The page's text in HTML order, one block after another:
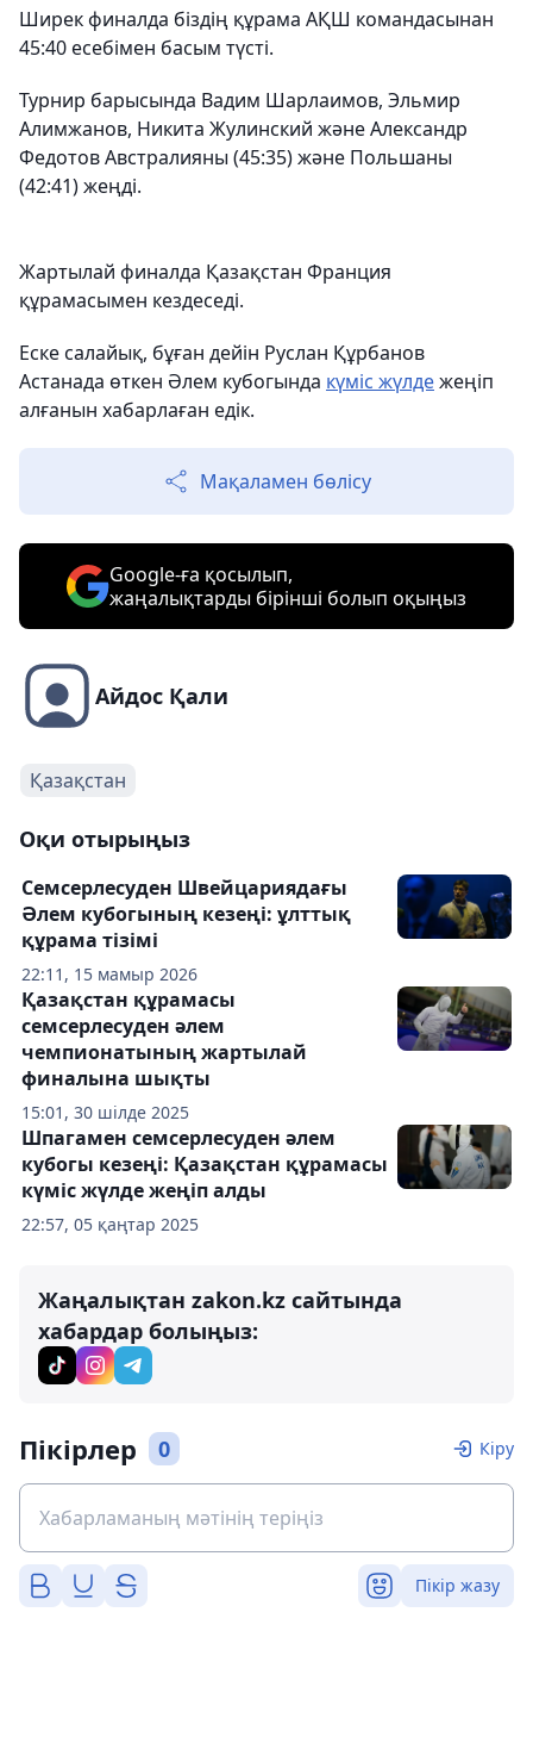
Ширек финалда біздің құрама АҚШ командасынан
45:40 есебімен басым түсті.
Турнир барысында Вадим Шарлаимов, Эльмир
Алимжанов, Никита Жулинский және Александр
Федотов Австралияны (45:35) және Польшаны
(42:41) жеңді.
Жартылай финалда Қазақстан Франция
құрамасымен кездеседі.
Еске салайық, бұған дейін Руслан Құрбанов
Астанада өткен Әлем кубогында күміс жүлдежеңіп
алғанын хабарлаған едік.
Мақаламен бөлісу
Google-ға қосылып,
жаңалықтарды бірінші болып оқыңыз
Айдос Қали
Қазақстан
Оқи отырыңыз
22:11, 15 мамыр 2026
Семсерлесуден Швейцариядағы
Әлем кубогының кезеңі: ұлттық
құрама тізімі
15:01, 30 шілде 2025
Қазақстан құрамасы
семсерлесуден әлем
чемпионатының жартылай
финалына шықты
22:57, 05 қаңтар 2025
Шпагамен семсерлесуден әлем
кубогы кезеңі: Қазақстан құрамасы
күміс жүлде жеңіп алды
Жаңалықтан zakon.kz сайтында
хабардар болыңыз:
Пікірлер 0 Кіру
Пікір жазу